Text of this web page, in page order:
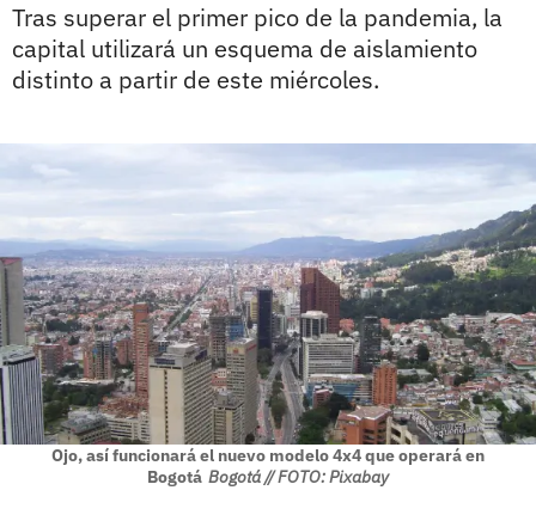
Tras superar el primer pico de la pandemia, la
capital utilizará un esquema de aislamiento
distinto a partir de este miércoles.
Ojo, así funcionará el nuevo modelo 4x4 que operará en
Bogotá Bogotá // FOTO: Pixabay